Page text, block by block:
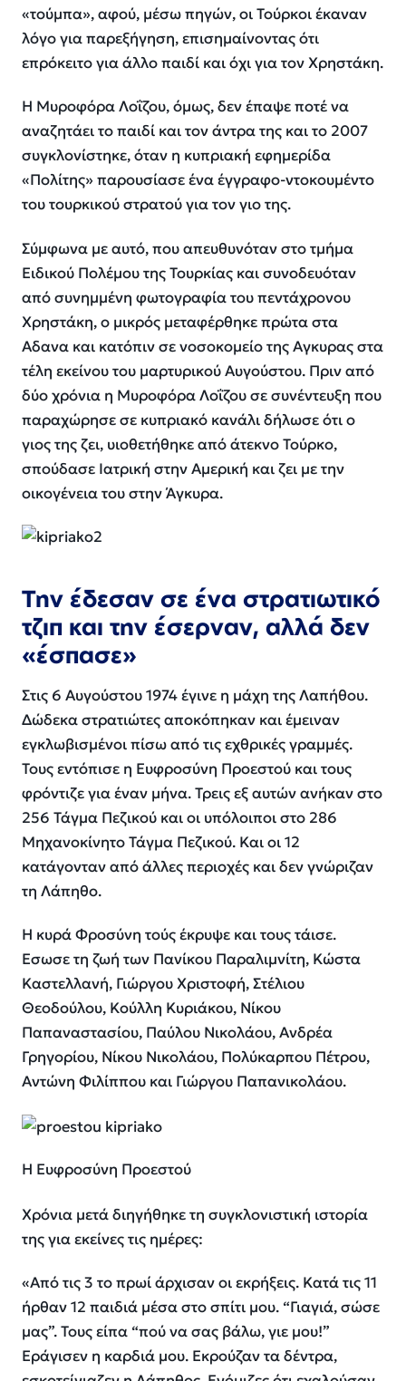
«τούμπα», αφού, μέσω πηγών, οι Τούρκοι έκαναν
λόγο για παρεξήγηση, επισημαίνοντας ότι
επρόκειτο για άλλο παιδί και όχι για τον Χρηστάκη.
Η Μυροφόρα Λοΐζου, όμως, δεν έπαψε ποτέ να
αναζητάει το παιδί και τον άντρα της και το 2007
συγκλονίστηκε, όταν η κυπριακή εφημερίδα
«Πολίτης» παρουσίασε ένα έγγραφο-ντοκουμέντο
του τουρκικού στρατού για τον γιο της.
Σύμφωνα με αυτό, που απευθυνόταν στο τμήμα
Ειδικού Πολέμου της Τουρκίας και συνοδευόταν
από συνημμένη φωτογραφία του πεντάχρονου
Χρηστάκη, ο μικρός μεταφέρθηκε πρώτα στα
Αδανα και κατόπιν σε νοσοκομείο της Αγκυρας στα
τέλη εκείνου του μαρτυρικού Αυγούστου. Πριν από
δύο χρόνια η Μυροφόρα Λοΐζου σε συνέντευξη που
παραχώρησε σε κυπριακό κανάλι δήλωσε ότι ο
γιος της ζει, υιοθετήθηκε από άτεκνο Τούρκο,
σπούδασε Ιατρική στην Αμερική και ζει με την
οικογένεια του στην Άγκυρα.
Την έδεσαν σε ένα στρατιωτικό
τζιπ και την έσερναν, αλλά δεν
«έσπασε»
Στις 6 Αυγούστου 1974 έγινε η μάχη της Λαπήθου.
Δώδεκα στρατιώτες αποκόπηκαν και έμειναν
εγκλωβισμένοι πίσω από τις εχθρικές γραμμές.
Τους εντόπισε η Ευφροσύνη Προεστού και τους
φρόντιζε για έναν μήνα. Τρεις εξ αυτών ανήκαν στο
256 Τάγμα Πεζικού και οι υπόλοιποι στο 286
Μηχανοκίνητο Τάγμα Πεζικού. Και οι 12
κατάγονταν από άλλες περιοχές και δεν γνώριζαν
τη Λάπηθο.
Η κυρά Φροσύνη τούς έκρυψε και τους τάισε.
Εσωσε τη ζωή των Πανίκου Παραλιμνίτη, Κώστα
Καστελλανή, Γιώργου Χριστοφή, Στέλιου
Θεοδούλου, Κούλλη Κυριάκου, Νίκου
Παπαναστασίου, Παύλου Νικολάου, Ανδρέα
Γρηγορίου, Νίκου Νικολάου, Πολύκαρπου Πέτρου,
Αντώνη Φιλίππου και Γιώργου Παπανικολάου.
Η Ευφροσύνη Προεστού
Χρόνια μετά διηγήθηκε τη συγκλονιστική ιστορία
της για εκείνες τις ημέρες:
«Από τις 3 το πρωί άρχισαν οι εκρήξεις. Κατά τις 11
ήρθαν 12 παιδιά μέσα στο σπίτι μου. “Γιαγιά, σώσε
μας”. Τους είπα “πού να σας βάλω, γιε μου!”
Εράγισεν η καρδιά μου. Εκρούζαν τα δέντρα,